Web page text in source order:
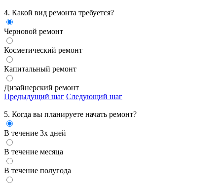
4. Какой вид ремонта требуется?
Черновой ремонт
Косметический ремонт
Капитальный ремонт
Дизайнерский ремонт
Предыдущий шаг Следующий шаг
5. Когда вы планируете начать ремонт?
В течение 3х дней
В течение месяца
В течение полугода